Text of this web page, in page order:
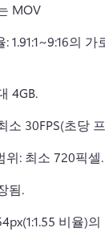
MOV
1.91:1~9:16의
4GB.
소 30FPS(초당
위: 최소 720픽셀.
됨.
비율)의